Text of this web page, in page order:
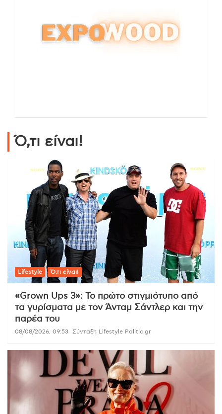
Ό,τι είναι!
Lifestyle Ό,τι είναι!
«Grown Ups 3»: Το πρώτο στιγμιότυπο από
τα γυρίσματα με τον Άνταμ Σάντλερ και την
παρέα του
08/08/2026, 09:53 Σύνταξη Lifestyle Politic.gr